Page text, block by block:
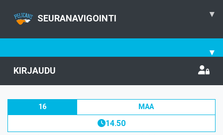
SEURANAVIGOINTI ▾
▾
KIRJAUDU
16 MAA
14.50